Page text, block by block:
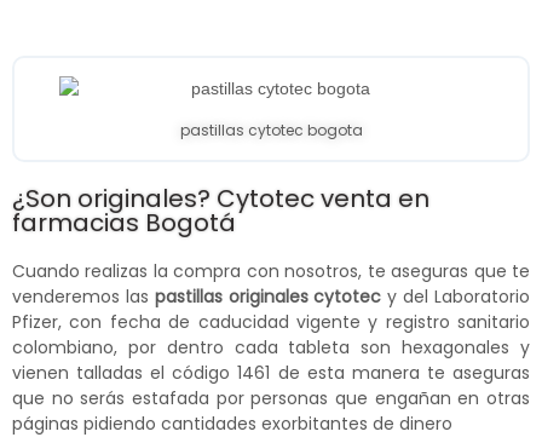
pastillas cytotec bogota
¿Son originales? Cytotec venta en
farmacias Bogotá
Cuando realizas la compra con nosotros, te aseguras que te
venderemos las pastillas originales cytotec y del Laboratorio
Pfizer, con fecha de caducidad vigente y registro sanitario
colombiano, por dentro cada tableta son hexagonales y
vienen talladas el código 1461 de esta manera te aseguras
que no serás estafada por personas que engañan en otras
páginas pidiendo cantidades exorbitantes de dinero